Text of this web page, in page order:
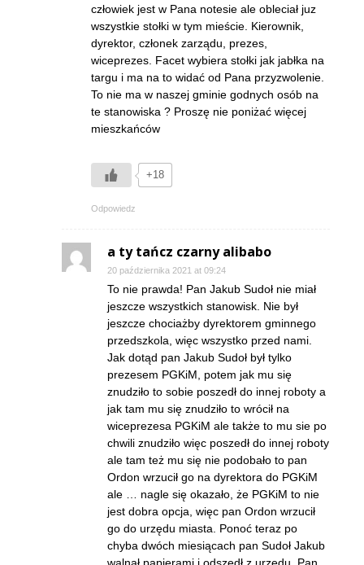
człowiek jest w Pana notesie ale obleciał juz
wszystkie stołki w tym mieście. Kierownik,
dyrektor, członek zarządu, prezes,
wiceprezes. Facet wybiera stołki jak jabłka na
targu i ma na to widać od Pana przyzwolenie.
To nie ma w naszej gminie godnych osób na
te stanowiska ? Proszę nie poniżać więcej
mieszkańców
+18
Odpowiedz
a ty tańcz czarny alibabo
20 października 2021 at 09:24
To nie prawda! Pan Jakub Sudoł nie miał
jeszcze wszystkich stanowisk. Nie był
jeszcze chociażby dyrektorem gminnego
przedszkola, więc wszystko przed nami.
Jak dotąd pan Jakub Sudoł był tylko
prezesem PGKiM, potem jak mu się
znudziło to sobie poszedł do innej roboty a
jak tam mu się znudziło to wrócił na
wiceprezesa PGKiM ale także to mu sie po
chwili znudziło więc poszedł do innej roboty
ale tam też mu się nie podobało to pan
Ordon wrzucił go na dyrektora do PGKiM
ale … nagle się okazało, że PGKiM to nie
jest dobra opcja, więc pan Ordon wrzucił
go do urzędu miasta. Ponoć teraz po
chyba dwóch miesiącach pan Sudoł Jakub